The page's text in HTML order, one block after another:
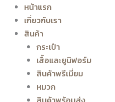
หน้าแรก
เกี่ยวกับเรา
สินค้า
กระเป๋า
เสื้อและยูนิฟอร์ม
สินค้าพรีเมี่ยม
หมวก